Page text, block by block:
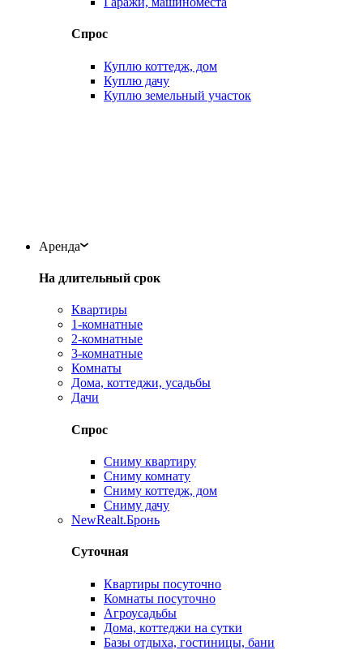
Спрос
Куплю коттедж, дом
Куплю дачу
Куплю земельный участок
Аренда
На длительный срок
Квартиры
1-комнатные
2-комнатные
3-комнатные
Комнаты
Дома, коттеджи, усадьбы
Дачи
Спрос
Сниму квартиру
Сниму комнату
Сниму коттедж, дом
Сниму дачу
NewRealt.Бронь
Суточная
Квартиры посуточно
Комнаты посуточно
Агроусадьбы
Дома, коттеджи на сутки
Базы отдыха, гостиницы, бани